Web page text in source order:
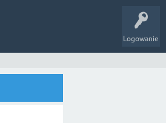
Logowanie